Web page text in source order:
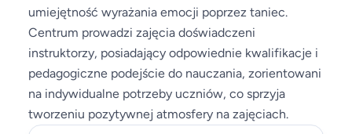
umiejętność wyrażania emocji poprzez taniec.
Centrum prowadzi zajęcia doświadczeni
instruktorzy, posiadający odpowiednie kwalifikacje i
pedagogiczne podejście do nauczania, zorientowani
na indywidualne potrzeby uczniów, co sprzyja
tworzeniu pozytywnej atmosfery na zajęciach.